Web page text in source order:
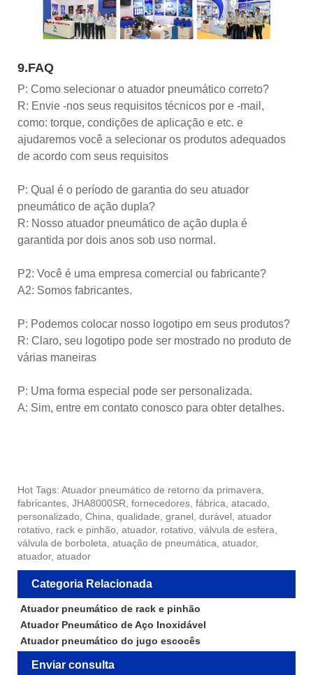
9.FAQ
P: Como selecionar o atuador pneumático correto?
R: Envie -nos seus requisitos técnicos por e -mail,
como: torque, condições de aplicação e etc. e
ajudaremos você a selecionar os produtos adequados
de acordo com seus requisitos
P: Qual é o período de garantia do seu atuador
pneumático de ação dupla?
R: Nosso atuador pneumático de ação dupla é
garantida por dois anos sob uso normal.
P2: Você é uma empresa comercial ou fabricante?
A2: Somos fabricantes.
P: Podemos colocar nosso logotipo em seus produtos?
R: Claro, seu logotipo pode ser mostrado no produto de
várias maneiras
P: Uma forma especial pode ser personalizada.
A: Sim, entre em contato conosco para obter detalhes.
Hot Tags: Atuador pneumático de retorno da primavera,
fabricantes, JHA8000SR, fornecedores, fábrica, atacado,
personalizado, China, qualidade, granel, durável, atuador
rotativo, rack e pinhão, atuador, rotativo, válvula de esfera,
válvula de borboleta, atuação de pneumática, atuador,
atuador, atuador
Categoria Relacionada
Atuador pneumático de rack e pinhão
Atuador Pneumático de Aço Inoxidável
Atuador pneumático do jugo escocês
Enviar consulta